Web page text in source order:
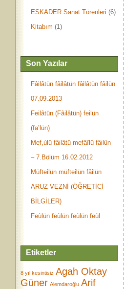
ESKADER Sanat Törenleri (6)
Kitabım (1)
Son Yazılar
Fâilâtün fâilâtün fâilâtün fâilün
07.09.2013
Feilâtün (Fâilâtün) feilün
(fa’lün)
Mef,ùlü fâilâtü mefâîlü fâilün
– 7.Bölüm 16.02.2012
Müfteilün müfteilün fâilün
ARUZ VEZNİ (ÖĞRETİCİ
BİLGİLER)
Feùlün feùlün feùlün feùl
Etiketler
8 yıl kesintisiz Agah Oktay
Güner Alemdaroğlu Arif